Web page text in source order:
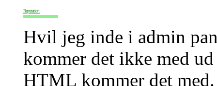
Reputation:
Hvil jeg inde i admin
kommer det ikke med
HTML kommer det med.